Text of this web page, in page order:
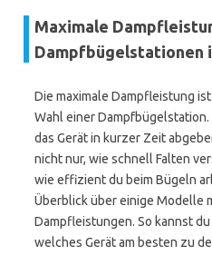
Maximale
Dampfbügelstationen
Die maximale Dampfleistung
Wahl einer
das Gerät in kurzer Zeit
nicht nur, wie schnell Falten
wie effizient du beim Bügeln
Überblick über einige Modelle
Dampfleistungen. So kannst
welches Gerät am besten zu